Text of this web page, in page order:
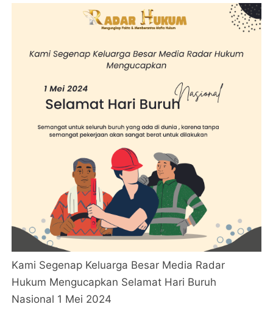
Kami Segenap Keluarga Besar Media Radar
Hukum Mengucapkan Selamat Hari Buruh
Nasional 1 Mei 2024